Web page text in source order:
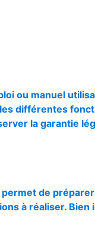
ou manuel
différentes
la garantie
de
à réaliser. Bien